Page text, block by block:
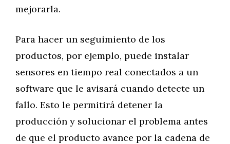
mejorarla.
Para hacer un seguimiento de los
productos, por ejemplo, puede instalar
sensores en tiempo real conectados a un
software que le avisará cuando detecte un
fallo. Esto le permitirá detener la
producción y solucionar el problema antes
de que el producto avance por la cadena de